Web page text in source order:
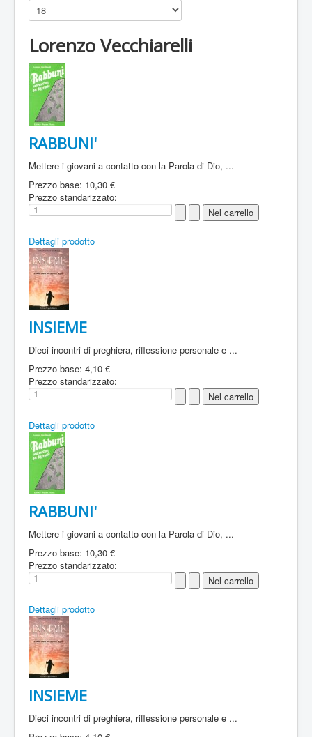
Lorenzo Vecchiarelli
RABBUNI'
Mettere i giovani a contatto con la Parola di Dio, ...
Prezzo base: 10,30 €
Prezzo standarizzato:
Dettagli prodotto
INSIEME
Dieci incontri di preghiera, riflessione personale e ...
Prezzo base: 4,10 €
Prezzo standarizzato:
Dettagli prodotto
RABBUNI'
Mettere i giovani a contatto con la Parola di Dio, ...
Prezzo base: 10,30 €
Prezzo standarizzato:
Dettagli prodotto
INSIEME
Dieci incontri di preghiera, riflessione personale e ...